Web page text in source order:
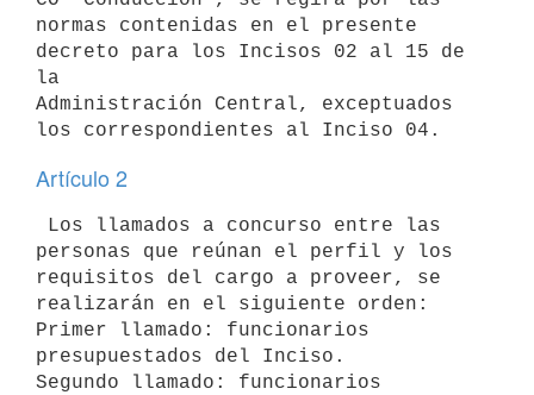
normas contenidas en el presente
decreto para los Incisos 02 al 15 de
la
Administración Central, exceptuados
Artículo 2
personas que reúnan el perfil y los
requisitos del cargo a proveer, se
realizarán en el siguiente orden:
Primer llamado: funcionarios
presupuestados del Inciso.
Segundo llamado: funcionarios